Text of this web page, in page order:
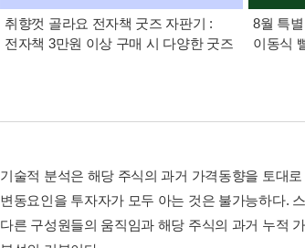
취향껏 골라요 전자책 굿즈 자판기 :
전자책 3만원 이상 구매 시 다양한 굿즈
8월 특
이동식
기술적 분석은 해당 주식의 과거 가격동향을 토대
변동요인을 투자자가 모두 아는 것은 불가능하다.
다른 구성원들의 움직임과 해당 주식의 과거 누적